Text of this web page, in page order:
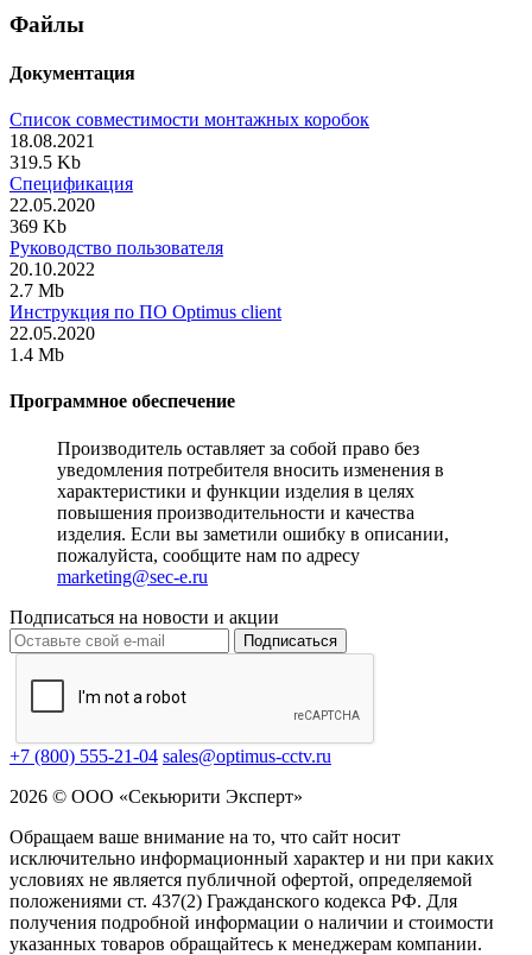
Файлы
Документация
Список совместимости монтажных коробок
18.08.2021
319.5 Kb
Спецификация
22.05.2020
369 Kb
Руководство пользователя
20.10.2022
2.7 Mb
Инструкция по ПО Optimus client
22.05.2020
1.4 Mb
Программное обеспечение
Производитель оставляет за собой право без
уведомления потребителя вносить изменения в
характеристики и функции изделия в целях
повышения производительности и качества
изделия. Если вы заметили ошибку в описании,
пожалуйста, сообщите нам по адресу
marketing@sec-e.ru
Подписаться на новости и акции
Подписаться
+7 (800) 555-21-04 sales@optimus-cctv.ru
2026 © ООО «Секьюрити Эксперт»
Обращаем ваше внимание на то, что сайт носит
исключительно информационный характер и ни при каких
условиях не является публичной офертой, определяемой
положениями ст. 437(2) Гражданского кодекса РФ. Для
получения подробной информации о наличии и стоимости
указанных товаров обращайтесь к менеджерам компании.